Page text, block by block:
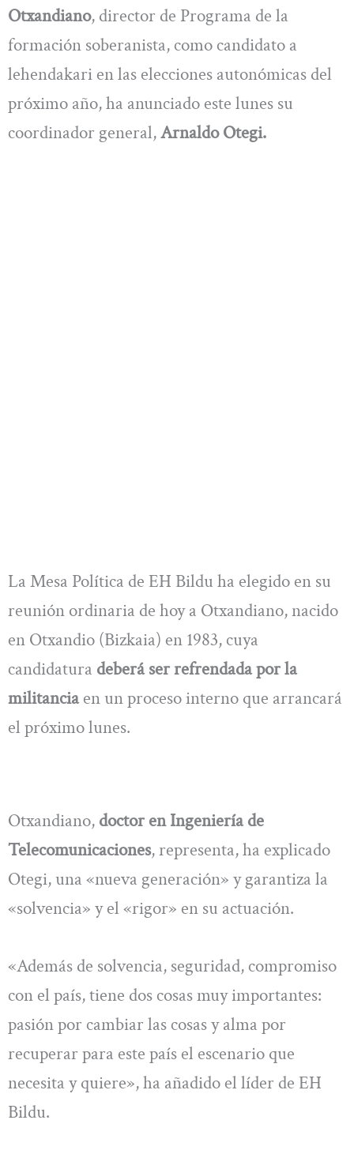
Otxandiano, director de Programa de la
formación soberanista, como candidato a
lehendakari en las elecciones autonómicas del
próximo año, ha anunciado este lunes su
coordinador general,Arnaldo Otegi.
La Mesa Política de EH Bildu ha elegido en su
reunión ordinaria de hoy a Otxandiano, nacido
en Otxandio (Bizkaia) en 1983, cuya
candidatura deberá ser refrendada por la
militanciaen un proceso interno que arrancará
el próximo lunes.
Otxandiano, doctor en Ingeniería de
Telecomunicaciones, representa, ha explicado
Otegi, una «nueva generación» y garantiza la
«solvencia» y el «rigor» en su actuación.
«Además de solvencia, seguridad, compromiso
con el país, tiene dos cosas muy importantes:
pasión por cambiar las cosas y alma por
recuperar para este país el escenario que
necesita y quiere», ha añadido el líder de EH
Bildu.